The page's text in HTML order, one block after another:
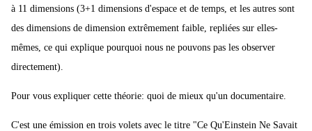
à 11 dimensions (3+1 dimensions d'espace et de temps, et les autres sont
des dimensions de dimension extrêmement faible, repliées sur elles-
mêmes, ce qui explique pourquoi nous ne pouvons pas les observer
directement).
Pour vous expliquer cette théorie: quoi de mieux qu'un documentaire.
C'est une émission en trois volets avec le titre "Ce Qu'Einstein Ne Savait